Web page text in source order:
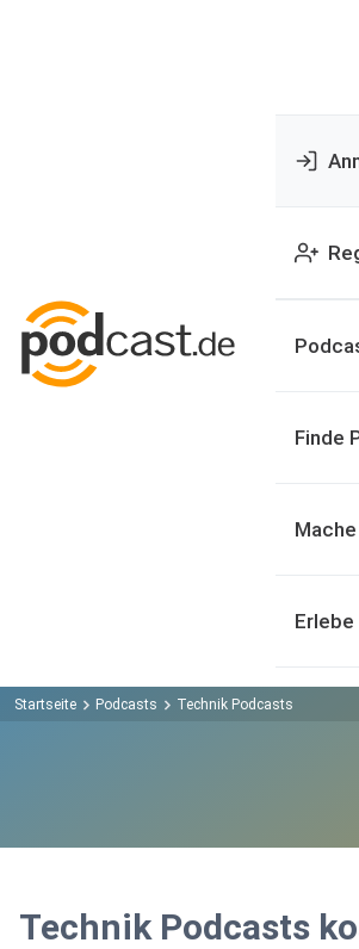
Finde
Startseite Podcasts Technik Podcasts
Technik Podcasts